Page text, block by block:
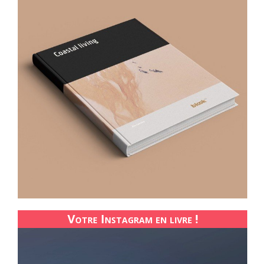
Votre Instagram en livre !